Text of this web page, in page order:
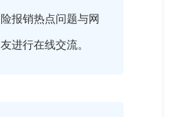
险报销热点问题与网
友进行在线交流。